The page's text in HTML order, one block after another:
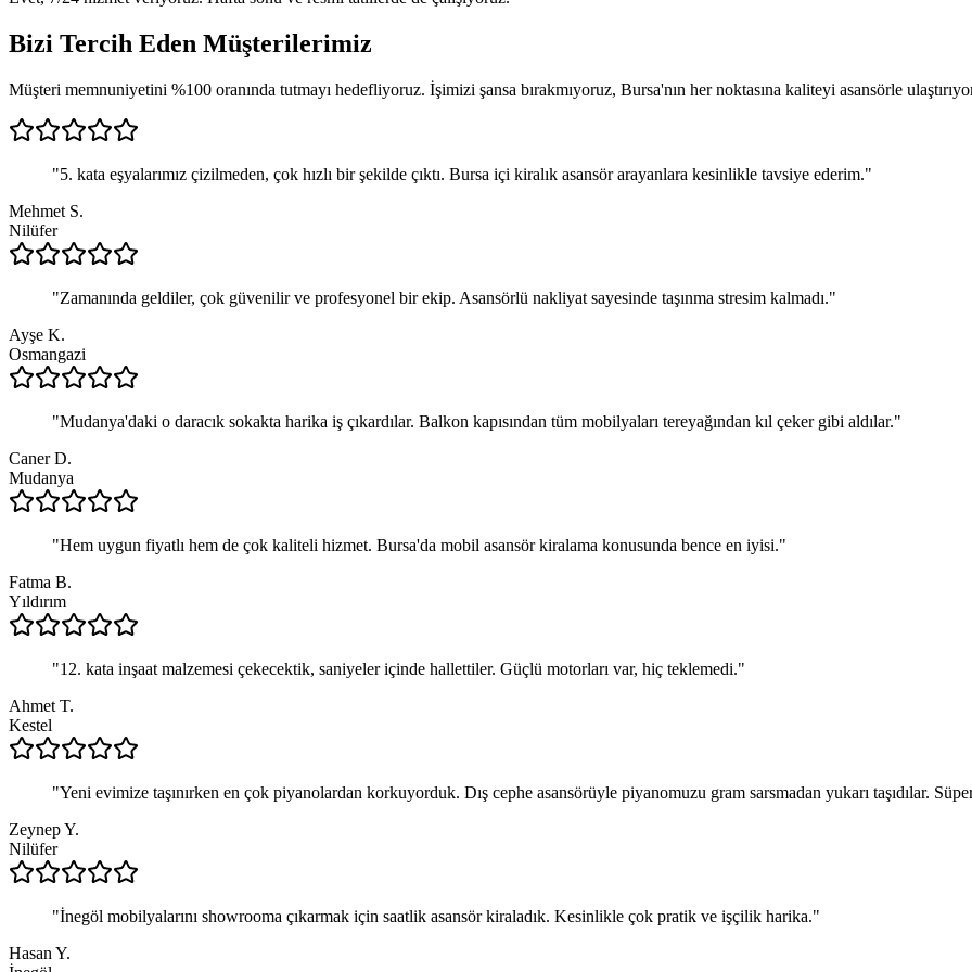
Bizi Tercih Eden Müşterilerimiz
Müşteri memnuniyetini %100 oranında tutmayı hedefliyoruz. İşimizi şansa bırakmıyoruz, Bursa'nın her noktasına kaliteyi asansörle
"5. kata eşyalarımız çizilmeden, çok hızlı bir şekilde çıktı. Bursa içi kiralık asansör arayanlara kesinlikle tavsiye ederim."
Mehmet S.
Nilüfer
"Zamanında geldiler, çok güvenilir ve profesyonel bir ekip. Asansörlü nakliyat sayesinde taşınma stresim kalmadı."
Ayşe K.
Osmangazi
"Mudanya'daki o daracık sokakta harika iş çıkardılar. Balkon kapısından tüm mobilyaları tereyağından kıl çeker gibi aldılar."
Caner D.
Mudanya
"Hem uygun fiyatlı hem de çok kaliteli hizmet. Bursa'da mobil asansör kiralama konusunda bence en iyisi."
Fatma B.
Yıldırım
"12. kata inşaat malzemesi çekecektik, saniyeler içinde hallettiler. Güçlü motorları var, hiç teklemedi."
Ahmet T.
Kestel
"Yeni evimize taşınırken en çok piyanolardan korkuyorduk. Dış cephe asansörüyle piyanomuzu gram sarsmadan yukarı taşıdılar.
Zeynep Y.
Nilüfer
"İnegöl mobilyalarını showrooma çıkarmak için saatlik asansör kiraladık. Kesinlikle çok pratik ve işçilik harika."
Hasan Y.